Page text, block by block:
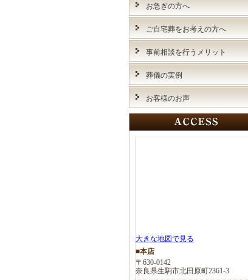
お急ぎの方へ
ご自宅葬をお考えの方へ
事前相談を行うメリット
葬儀の実例
お客様のお声
大きな地図で見る
■本店
〒630-0142
奈良県生駒市北田原町2361-3